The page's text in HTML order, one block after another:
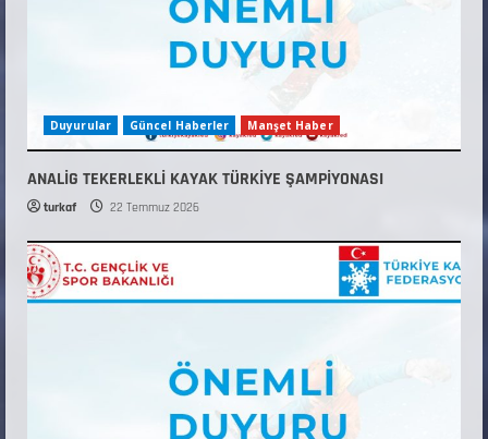
Duyurular Güncel Haberler Manşet Haber
ANALİG TEKERLEKLİ KAYAK TÜRKİYE ŞAMPİYONASI
turkaf 22 Temmuz 2026